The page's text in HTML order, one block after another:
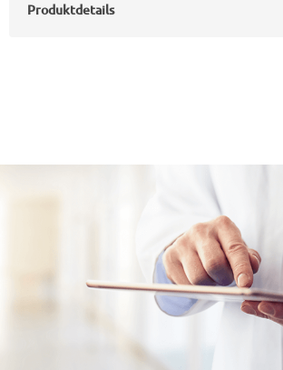
Produktdetails